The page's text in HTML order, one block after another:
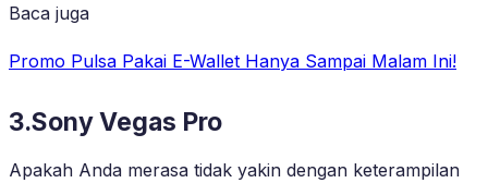
Baca juga
Promo Pulsa Pakai E-Wallet Hanya Sampai Malam Ini!
3.Sony Vegas Pro
Apakah Anda merasa tidak yakin dengan keterampilan